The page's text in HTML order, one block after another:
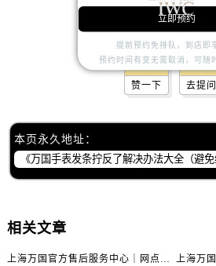
赞一下 去提问
本页永久地址：
相关文章
上海万国官方售后服务中心｜网点地址与官方联系电话权威信息公示（2026年6月最新）
立即预约
提前预约免排队，到店即
预约时间有变无需取消，可随